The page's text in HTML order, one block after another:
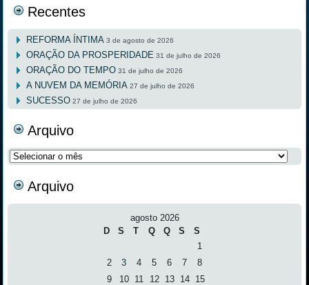
Recentes
REFORMA ÍNTIMA 3 de agosto de 2026
ORAÇÃO DA PROSPERIDADE 31 de julho de 2026
ORAÇÃO DO TEMPO 31 de julho de 2026
A NUVEM DA MEMÓRIA 27 de julho de 2026
SUCESSO 27 de julho de 2026
Arquivo
Arquivo
Arquivo
agosto 2026
D
S T Q Q S
S
1
2
3 4 5 6 7
8
9
10 11 12 13 14
15